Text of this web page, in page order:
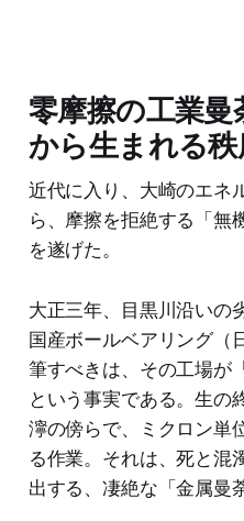
零摩擦の工業
から生まれる
近代に入り、大崎のエネ
ら、摩擦を拒絶する「無
を遂げた。
大正三年、目黒川沿いの
国産ボールベアリング（
筆すべきは、その工場が
という事実である。生の
濘の傍らで、ミクロン単
る作業。それは、死と混
出する、凄絶な「金属曼